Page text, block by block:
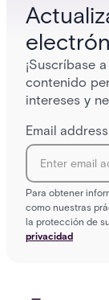
¡Suscríbase
contenido
intereses y
Email address
Para obtener
como nuestras
la protección de
privacidad